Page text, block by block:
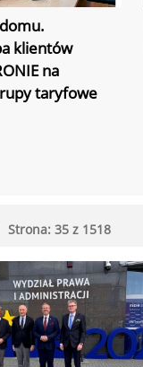
klientów
na
taryfowe
Strona: 35 z 1518